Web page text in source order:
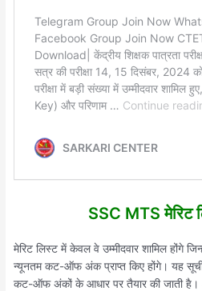
SSC MTS मेरिट
मेरिट लिस्ट में केवल वे उम्मीदवार शामिल होंगे
न्यूनतम कट-ऑफ अंक प्राप्त किए होंगे। यह सूची
कट-ऑफ अंकों के आधार पर तैयार की जाती